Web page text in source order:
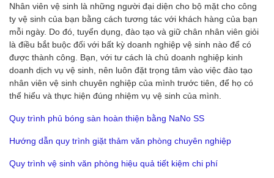
Nhân viên vệ sinh là những người đại diện cho bộ mặt cho công
ty vệ sinh của bạn bằng cách tương tác với khách hàng của bạn
mỗi ngày. Do đó, tuyển dụng, đào tạo và giữ chân nhân viên giỏi
là điều bắt buộc đối với bất kỳ doanh nghiệp vệ sinh nào để có
được thành công. Bạn, với tư cách là chủ doanh nghiệp kinh
doanh dịch vụ vệ sinh, nên luôn đặt trọng tâm vào việc đào tạo
nhân viên vệ sinh chuyên nghiệp của mình trước tiên, để họ có
thể hiểu và thực hiện đúng nhiệm vụ vệ sinh của mình.
Quy trình phủ bóng sàn hoàn thiện bằng NaNo SS
Hướng dẫn quy trình giặt thảm văn phòng chuyên nghiệp
Quy trình vệ sinh văn phòng hiệu quả tiết kiệm chi phí